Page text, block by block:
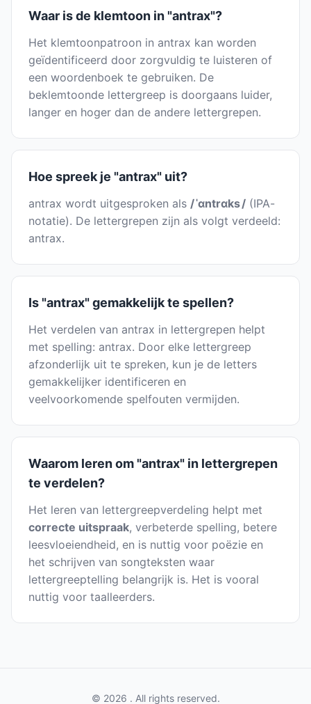
Waar is de klemtoon in "antrax"?
Het klemtoonpatroon in antrax kan worden
geïdentificeerd door zorgvuldig te luisteren of
een woordenboek te gebruiken. De
beklemtoonde lettergreep is doorgaans luider,
langer en hoger dan de andere lettergrepen.
Hoe spreek je "antrax" uit?
antrax wordt uitgesproken als / ˈɑntrɑks / (IPA-
notatie). De lettergrepen zijn als volgt verdeeld:
antrax.
Is "antrax" gemakkelijk te spellen?
Het verdelen van antrax in lettergrepen helpt
met spelling: antrax. Door elke lettergreep
afzonderlijk uit te spreken, kun je de letters
gemakkelijker identificeren en
veelvoorkomende spelfouten vermijden.
Waarom leren om "antrax" in lettergrepen
te verdelen?
Het leren van lettergreepverdeling helpt met
correcte uitspraak, verbeterde spelling, betere
leesvloeiendheid, en is nuttig voor poëzie en
het schrijven van songteksten waar
lettergreeptelling belangrijk is. Het is vooral
nuttig voor taalleerders.
© 2026 . All rights reserved.